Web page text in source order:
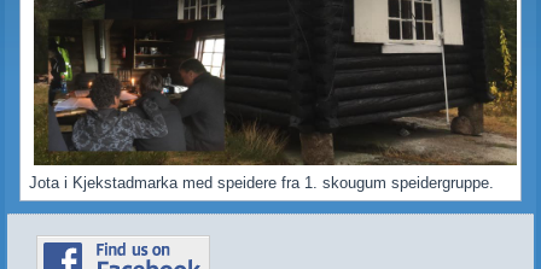
Jota i Kjekstadmarka med speidere fra 1. skougum speidergruppe.